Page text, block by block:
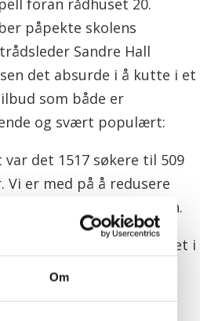
Om
foran rådhuset 20.
påpekte skolens
Sandre Hall
det absurde i å kutte i et
som både er
og svært populært:
var det 1517 søkere til 509
Vi er med på å redusere
sa Hall Amundsen.
det virke som om bystyret i